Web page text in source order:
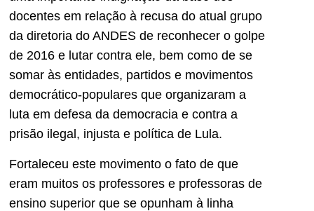
docentes em relação à recusa do atual grupo
da diretoria do ANDES de reconhecer o golpe
de 2016 e lutar contra ele, bem como de se
somar às entidades, partidos e movimentos
democrático-populares que organizaram a
luta em defesa da democracia e contra a
prisão ilegal, injusta e política de Lula.
Fortaleceu este movimento o fato de que
eram muitos os professores e professoras de
ensino superior que se opunham à linha